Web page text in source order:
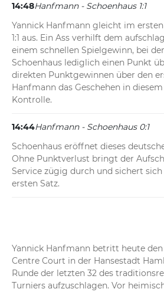
14:48Hanfmann - Schoenhaus 1:1
Yannick Hanfmann gleicht im
1:1 aus. Ein Ass verhilft dem
einem schnellen Spielgewinn, bei
Schoenhaus lediglich einen Punkt
direkten Punktgewinnen über den
Hanfmann das Geschehen in
Kontrolle.
14:44Hanfmann - Schoenhaus 0:1
Schoenhaus eröffnet dieses
Ohne Punktverlust bringt der
Service zügig durch und sichert
ersten Satz.
Yannick Hanfmann betritt heute
Centre Court in der Hansestadt
Runde der letzten 32 des
Turniers aufzuschlagen. Vor